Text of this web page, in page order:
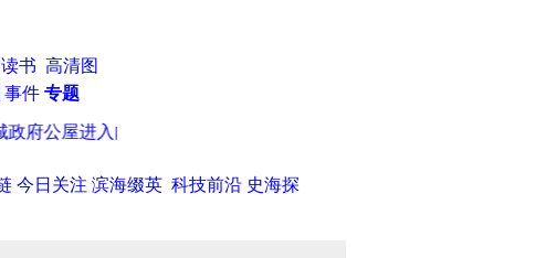
读书 高清图
事件 专题
公屋进入内外檐装修阶段
今日关注 滨海缀英 科技前沿 史海探